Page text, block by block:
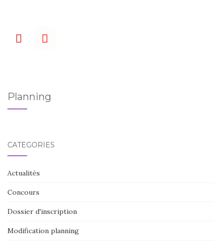
Planning
CATÉGORIES
Actualités
Concours
Dossier d'inscription
Modification planning